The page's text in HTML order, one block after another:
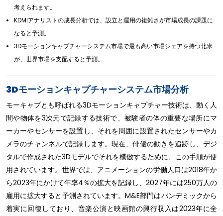
考えられます。
KDMIアナリストの成長分析では、設立と運用の複雑さが市場成長の課題に
なると予測。
3Dモーションキャプチャーシステム市場で最も高い市場シェアを持つ北米
が、世界市場を支配すると予測。
3Dモーションキャプチャーシステム市場分析
モーキャプとも呼ばれる3Dモーションキャプチャー技術は、動く人
間や物体を3次元で記録する技術で、被験者の体の重要な場所にマ
ーカーやセンサーを設置し、それを周囲に設置されたセンサーやカ
メラのチャンネルで記録します。現在、俳優の動きを追跡し、デジ
タルで作成された3Dモデルでそれを模倣するために、この手順が使
用されています。世界では、アニメーションの労働人口は2018年か
ら2023年にかけて年率4％の拡大を記録し、2027年には250万人の
雇用に拡大すると予測されています。M&E部門はパンデミックから
着実に回復しており、音楽公演と映画館の興行収入は2023年に全